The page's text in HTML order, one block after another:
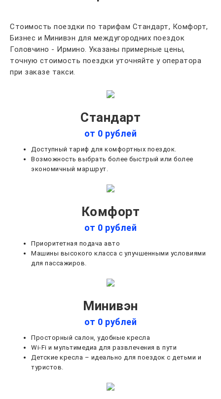
Стоимость поездки по тарифам Стандарт, Комфорт,
Бизнес и Минивэн для междугородних поездок
Головчино - Ирмино. Указаны примерные цены,
точную стоимость поездки уточняйте у оператора
при заказе такси.
Стандарт
от 0 рублей
Доступный тариф для комфортных поездок.
Возможность выбрать более быстрый или более
экономичный маршрут.
Комфорт
от 0 рублей
Приоритетная подача авто
Машины высокого класса с улучшенными условиями
для пассажиров.
Минивэн
от 0 рублей
Просторный салон, удобные кресла
Wi-Fi и мультимедиа для развлечения в пути
Детские кресла – идеально для поездок с детьми и
туристов.